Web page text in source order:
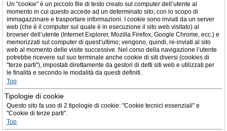
Un "cookie" è un piccolo file di testo creato sul computer dell’utente al
momento in cui questo accede ad un determinato sito, con lo scopo di
immagazzinare e trasportare informazioni. I cookie sono inviati da un server
web (che è il computer sul quale è in esecuzione il sito web visitato) al
browser dell’utente (Internet Explorer, Mozilla Firefox, Google Chrome, ecc.) e
memorizzati sul computer di quest’ultimo; vengono, quindi, re-inviati al sito
web al momento delle visite successive. Nel corso della navigazione l’utente
potrebbe ricevere sul suo terminale anche cookie di siti diversi (cookies di
"terze parti"), impostati direttamente da gestori di detti siti web e utilizzati per
le finalità e secondo le modalità da questi definiti.
Top
Tipologie di cookie
Questo sito fa uso di 2 tipologie di cookie: "Cookie tecnici essenziali" e
"Cookie di terze parti".
Top